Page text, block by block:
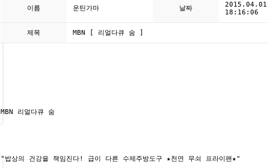
이름 운틴가마 날짜
2015.04.01
18:16:06
제목 MBN [ 리얼다큐 숨 ]
MBN 리얼다큐 숨
"밥상의 건강을 책임진다! 급이 다른 수제주방도구 ★천연 무쇠 프라이팬★"